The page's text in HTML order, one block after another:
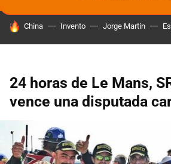
HOY SE HABLA DE
China Invento Jorge Martín
24 horas de Le Mans,
vence una disputada